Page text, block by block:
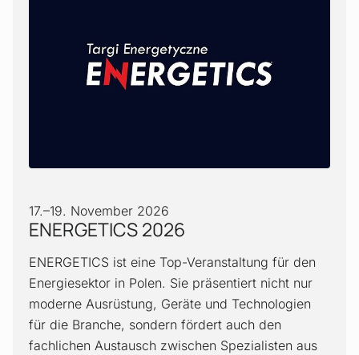
17.–19. November 2026
ENERGETICS 2026
ENERGETICS ist eine Top-Veranstaltung für den
Energiesektor in Polen. Sie präsentiert nicht nur
moderne Ausrüstung, Geräte und Technologien
für die Branche, sondern fördert auch den
fachlichen Austausch zwischen Spezialisten aus